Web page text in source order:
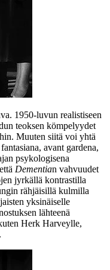
1950‑luvun realistiseen
teoksen kömpelyydet
Muuten siitä voi yhtä
avant gardena,
psykologisena
Dementian vahvuudet
jyrkällä kontrastilla
rähjäisillä kulmilla
yksinäiselle
lähteenä
Herk Harveylle,